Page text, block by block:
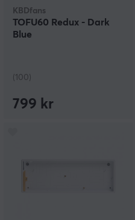
KBDfans
TOFU60 Redux - Dark
Blue
(100)
799 kr